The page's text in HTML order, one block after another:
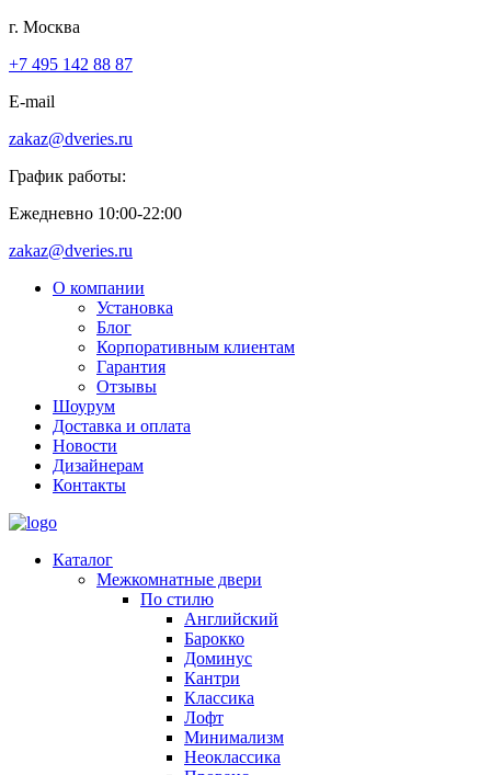
г. Москва
+7 495 142 88 87
E-mail
zakaz@dveries.ru
График работы:
Ежедневно 10:00-22:00
zakaz@dveries.ru
О компании
Установка
Блог
Корпоративным клиентам
Гарантия
Отзывы
Шоурум
Доставка и оплата
Новости
Дизайнерам
Контакты
Каталог
Межкомнатные двери
По стилю
Английский
Барокко
Доминус
Кантри
Классика
Лофт
Минимализм
Неоклассика